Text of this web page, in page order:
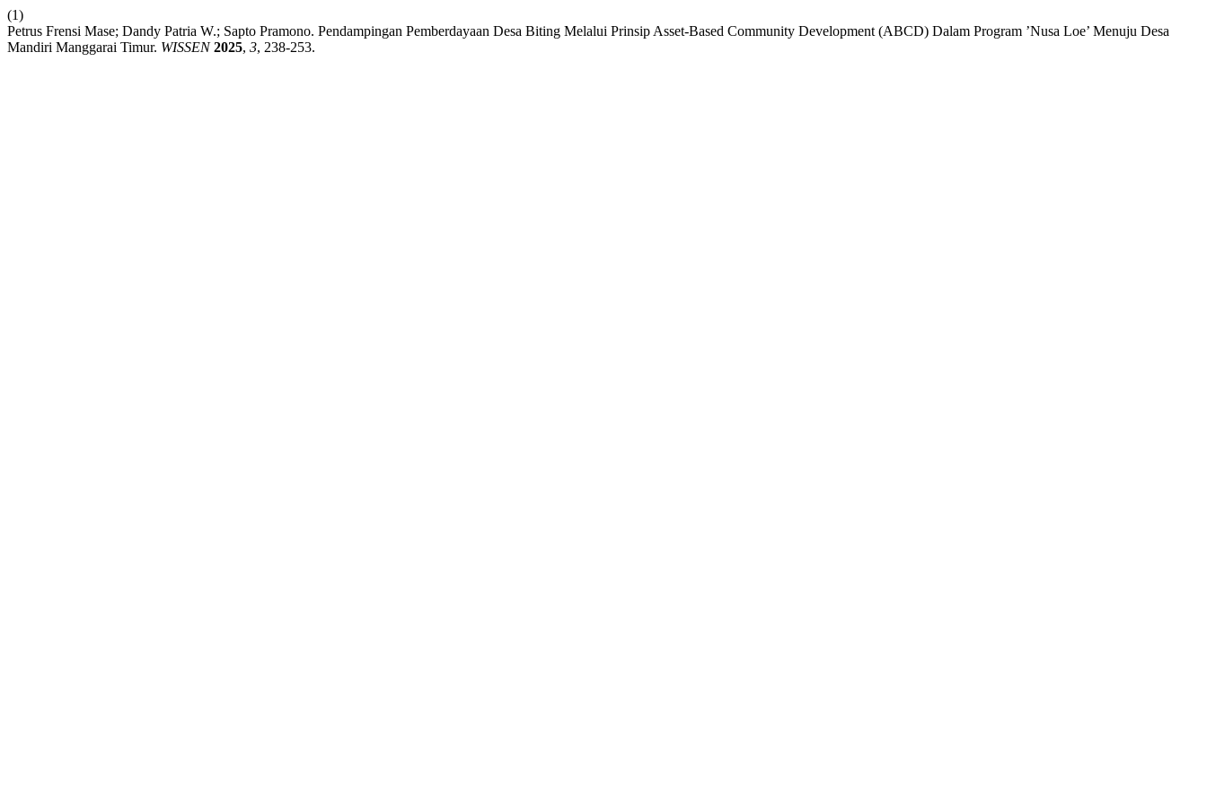
(1)
Petrus Frensi Mase; Dandy Patria W.; Sapto Pramono. Pendampingan Pemberdayaan Desa Biting Melalui Prinsip Asset-Based Community Development (ABCD) Dalam Program ’Nusa Loe’ Menuju Desa
Mandiri Manggarai Timur. WISSEN 2025, 3, 238-253.